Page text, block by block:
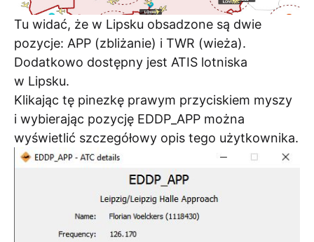
Tu widać, że w Lipsku obsadzone są dwie
pozycje: APP (zbliżanie) i TWR (wieża).
Dodatkowo dostępny jest ATIS lotniska
w Lipsku.
Klikając tę pinezkę prawym przyciskiem myszy
i wybierając pozycję EDDP_APP można
wyświetlić szczegółowy opis tego użytkownika.